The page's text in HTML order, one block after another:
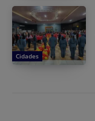
Cidades